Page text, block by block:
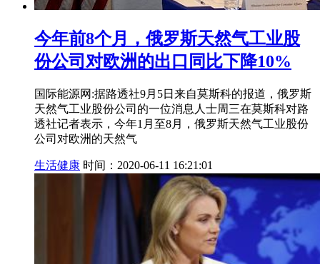
今年前8个月，俄罗斯天然气工业股
份公司对欧洲的出口同比下降10%
国际能源网:据路透社9月5日来自莫斯科的报道，俄罗斯
天然气工业股份公司的一位消息人士周三在莫斯科对路
透社记者表示，今年1月至8月，俄罗斯天然气工业股份
公司对欧洲的天然气
生活健康 时间：2020-06-11 16:21:01